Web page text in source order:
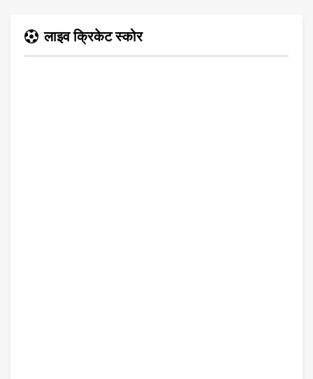
लाइव क्रिकेट स्कोर